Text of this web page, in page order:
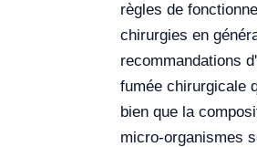
règles de
chirurgies en
recommandations
fumée chirurgicale
bien que la
micro-organismes